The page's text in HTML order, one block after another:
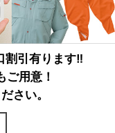
割引有ります‼
ご用意！
さい。